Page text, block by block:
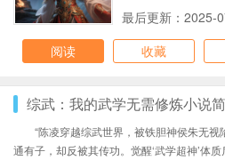
最后更新：2025-
阅读
收藏
综武：我的武学无需修炼小说
“陈凌穿越综武世界，被铁胆神侯朱无
通有子，却反被其传功。觉醒‘武学超神’体